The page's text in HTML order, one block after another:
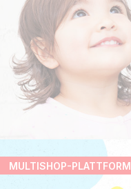
MULTISHOP-PLATTFORM